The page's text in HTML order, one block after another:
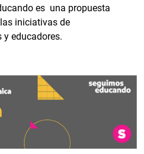
es una propuesta
iniciativas de
y educadores.